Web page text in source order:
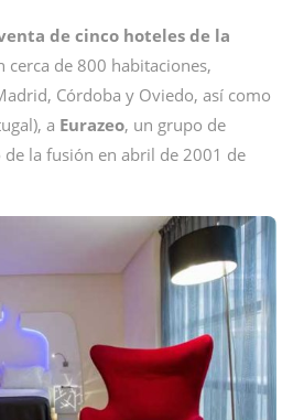
de cinco hoteles de la
cerca de 800 habitaciones,
Córdoba y Oviedo, así como
a Eurazeo, un grupo de
la fusión en abril de 2001 de